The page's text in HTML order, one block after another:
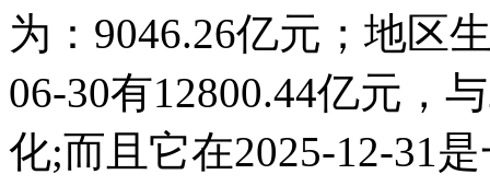
为：9046.26亿元；地区
06-30有12800.44亿元，
化;而且它在2025-12-31